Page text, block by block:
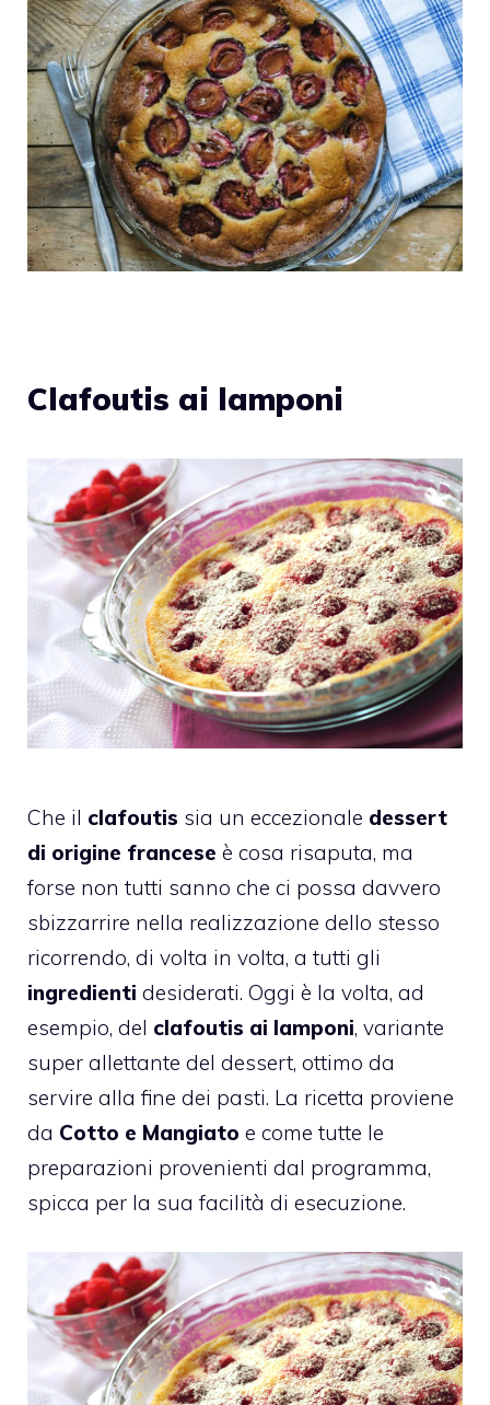
Clafoutis ai lamponi
Che il clafoutis sia un eccezionale dessert
di origine francese è cosa risaputa, ma
forse non tutti sanno che ci possa davvero
sbizzarrire nella realizzazione dello stesso
ricorrendo, di volta in volta, a tutti gli
ingredienti desiderati. Oggi è la volta, ad
esempio, del clafoutis ai lamponi, variante
super allettante del dessert, ottimo da
servire alla fine dei pasti. La ricetta proviene
da Cotto e Mangiato e come tutte le
preparazioni provenienti dal programma,
spicca per la sua facilità di esecuzione.